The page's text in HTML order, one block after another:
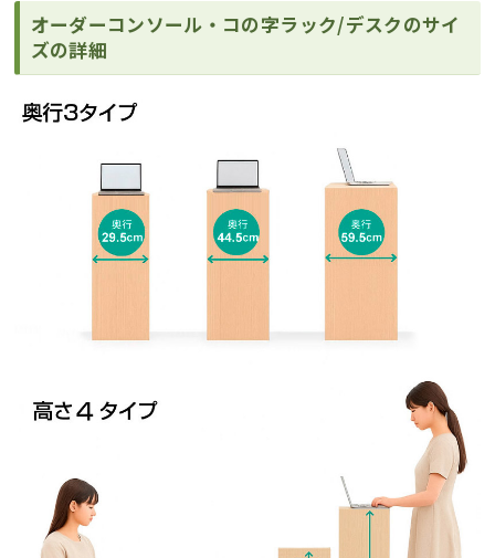
オーダーコンソール・コの字ラック/デスクのサイ
ズの詳細